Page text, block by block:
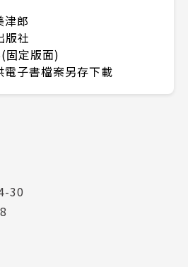
津郎
版社
固定版面)
電子書檔案另存下載
30